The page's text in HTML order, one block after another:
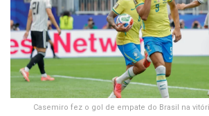
Casemiro fez o gol de empate do Brasil na